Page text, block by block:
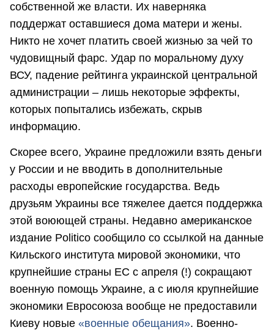
собственной же власти. Их наверняка
поддержат оставшиеся дома матери и жены.
Никто не хочет платить своей жизнью за чей то
чудовищный фарс. Удар по моральному духу
ВСУ, падение рейтинга украинской центральной
администрации – лишь некоторые эффекты,
которых попытались избежать, скрыв
информацию.
Скорее всего, Украине предложили взять деньги
у России и не вводить в дополнительные
расходы европейские государства. Ведь
друзьям Украины все тяжелее дается поддержка
этой воюющей страны. Недавно американское
издание Politico сообщило со ссылкой на данные
Кильского института мировой экономики, что
крупнейшие страны ЕС с апреля (!) сокращают
военную помощь Украине, а с июля крупнейшие
экономики Евросоюза вообще не предоставили
Киеву новые «военные обещания». Военно-